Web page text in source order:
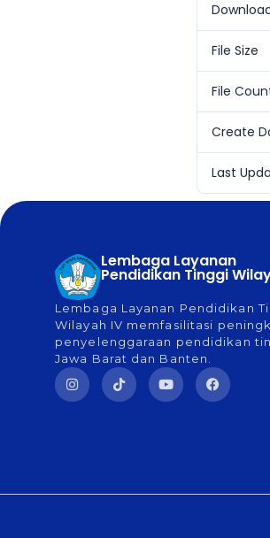
File Size
File
Create
Last
Lembaga Layanan
Pendidikan Tinggi
Lembaga Layanan Pendidikan
Wilayah IV memfasilitasi
penyelenggaraan pendidikan
Jawa Barat dan Banten.